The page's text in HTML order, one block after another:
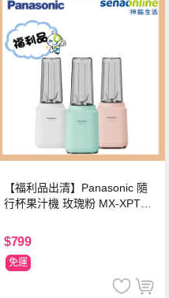
【福利品出清】Panasonic 隨
行杯果汁機 玫瑰粉 MX-XPT10
$799
免運